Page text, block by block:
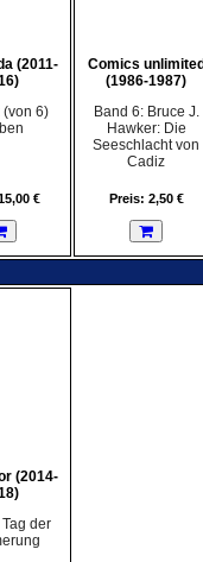
(2011-
(von 6)
€
Comics
(1986-1987)
Band 6: Bruce J.
Hawker: Die
Seeschlacht von
Cadiz
Preis: 2,50 €
(2014-
der